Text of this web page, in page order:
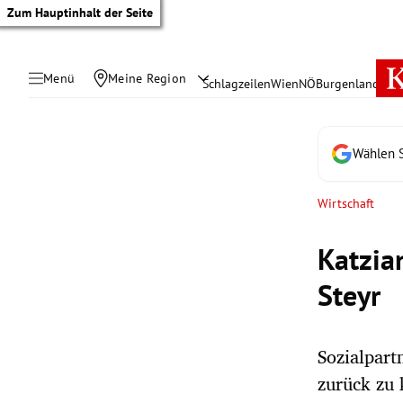
Zum Hauptinhalt der Seite
Menü Meine Region SchlagzeilenWienNÖBurgenland
Wählen
Wirtschaft
Steyr
zurück zu